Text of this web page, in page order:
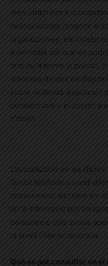
més utilitat per a la
delinqüencials (segons el
organitzatives, els
(i per mitjà del qual es
que du a terme la policia),
materials de què es
sobre violència masclista i
penitenciaris o el suport a
d’altres.
L’actualització de les
l’àmbit territorial a nivell
comissaries), excepte en
en la informació pot
persones o dels propis
el nivell d’alerta terrorista.
Què es pot consultar en el